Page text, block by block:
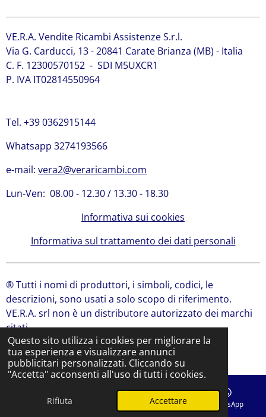
Questo sito utilizza i cookies per migliorare la
tua esperienza e visualizzare annunci
pubblicitari personalizzati. Cliccando su
"Accetta" acconsenti all'uso di tutti i cookies.
Rifiuta Accettare
VE.R.A. Vendite Ricambi Assistenze S.r.l.
Via G. Carducci, 13 - 20841 Carate Brianza (MB) - Italia
C. F. 12300570152 - SDI M5UXCR1
P. IVA IT02814550964
Tel. +39 0362915144
Whatsapp 3274193566
e-mail: vera2@veraricambi.com
Lun-Ven: 08.00 - 12.30 / 13.30 - 18.30
Informativa sui cookies
Informativa sul trattamento dei dati personali
® Tutti i nomi di produttori, i simboli, codici, le
descrizioni, sono usati a solo scopo di riferimento.
VE.R.A. srl non è un distributore autorizzato dei marchi
citati.
© 2024 VE.R.A. Srl | Ricambi Bobcat, Ricambi JCB
Fornito daWebador
Mappa WhatsApp